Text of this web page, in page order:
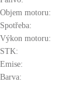
Objem motoru:
Spotřeba:
Výkon motoru:
STK:
Emise:
Barva: